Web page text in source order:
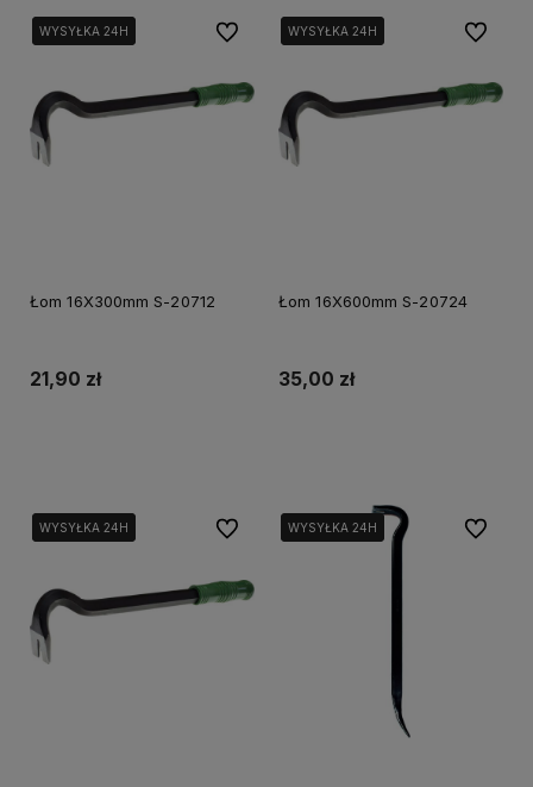
WYSYŁKA 24H
WYSYŁKA 24H
Łom 16X300mm S-20712
21,90 zł
Do ulubionychWYSYŁKA 24H
WYSYŁKA 24H
Łom 16X600mm S-20724
35,00 zł
Do
WYSYŁKA 24H
WYSYŁKA 24H Do ulubionychWYSYŁKA 24H
WYSYŁKA 24H Do